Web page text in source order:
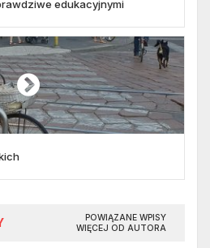
edukacyjnymi
POWIĄZANE WPISY
WIĘCEJ OD AUTORA